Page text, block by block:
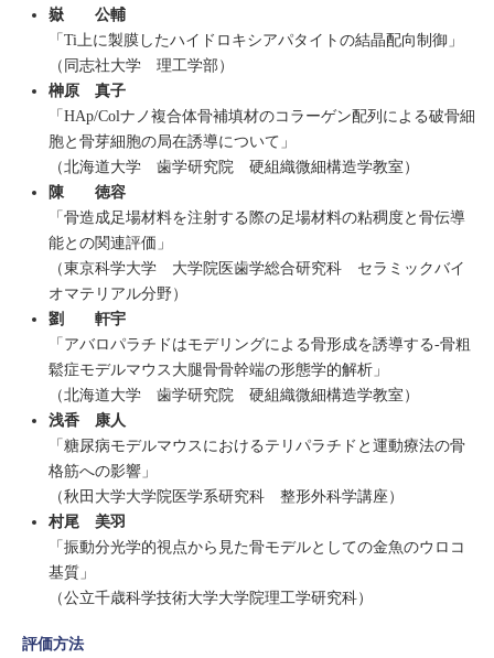
嶽 公輔
「Ti上に製膜したハイドロキシアパタイトの結晶配向制御」
（同志社大学 理工学部）
榊原 真子
「HAp/Colナノ複合体骨補填材のコラーゲン配列による破骨細
胞と骨芽細胞の局在誘導について」
（北海道大学 歯学研究院 硬組織微細構造学教室）
陳 徳容
「骨造成足場材料を注射する際の足場材料の粘稠度と骨伝導
能との関連評価」
（東京科学大学 大学院医歯学総合研究科 セラミックバイ
オマテリアル分野）
劉 軒宇
「アバロパラチドはモデリングによる骨形成を誘導する-骨粗
鬆症モデルマウス大腿骨骨幹端の形態学的解析」
（北海道大学 歯学研究院 硬組織微細構造学教室）
浅香 康人
「糖尿病モデルマウスにおけるテリパラチドと運動療法の骨
格筋への影響」
（秋田大学大学院医学系研究科 整形外科学講座）
村尾 美羽
「振動分光学的視点から見た骨モデルとしての金魚のウロコ
基質」
（公立千歳科学技術大学大学院理工学研究科）
評価方法